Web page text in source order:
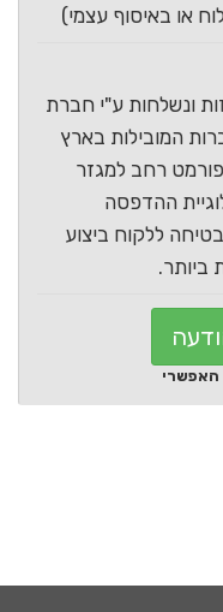
ונשלחות ע"י חברת
המובילות בארץ
רחב למגזר
ההדפסה
ללקוח ביצוע
ביותר.
האפשרי